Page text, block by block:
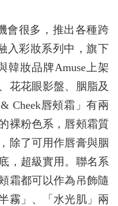
會很多，推出各種跨
入彩妝系列中，旗下
韓妝品牌Amuse上架
花花眼影盤、胭脂及
Cheek唇頰霜」有兩
裸粉色系，唇頰霜質
除了可用作唇膏與胭
，超級實用。聯名系
霜都可以作為吊飾隨
霧」、「水光肌」兩